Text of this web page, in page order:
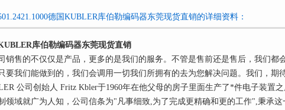
德国KUBLER库伯勒编码器东莞现货直销的详细资料：
库伯勒编码器东莞现货直销
销售的不仅仅是产品，更多的是我们的服务。不管是售前还是售后，我们都
要我们能做到的，我们会调用一切我们所拥有的去为您解决问题。我们，
公司创始人 Fritz Kbler于1960年在他父母的房子里面生产了*件电子装置
领域就广为人知，公司信条为"凡事细致,为了完成更精确和更的工作",秉承